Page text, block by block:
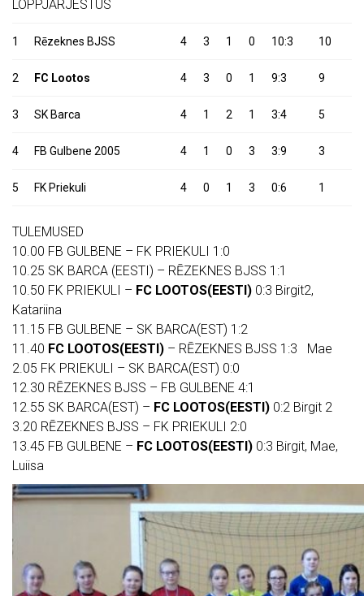
LÕPPJÄRJESTUS
1 Rēzeknes BJSS 4 3 1 0 10:3 10
2 FC Lootos 4 3 0 1 9:3 9
3 SK Barca 4 1 2 1 3:4 5
4 FB Gulbene 2005 4 1 0 3 3:9 3
5 FK Priekuli 4 0 1 3 0:6 1
TULEMUSED
10.00 FB GULBENE – FK PRIEKULI 1:0
10.25 SK BARCA (EESTI) – RĒZEKNES BJSS 1:1
10.50 FK PRIEKULI – FC LOOTOS(EESTI) 0:3 Birgit2,
Katariina
11.15 FB GULBENE – SK BARCA(EST) 1:2
11.40 FC LOOTOS(EESTI) – RĒZEKNES BJSS 1:3 Mae
2.05 FK PRIEKULI – SK BARCA(EST) 0:0
12.30 RĒZEKNES BJSS – FB GULBENE 4:1
12.55 SK BARCA(EST) – FC LOOTOS(EESTI) 0:2 Birgit 2
3.20 RĒZEKNES BJSS – FK PRIEKULI 2:0
13.45 FB GULBENE – FC LOOTOS(EESTI) 0:3 Birgit, Mae,
Luiisa